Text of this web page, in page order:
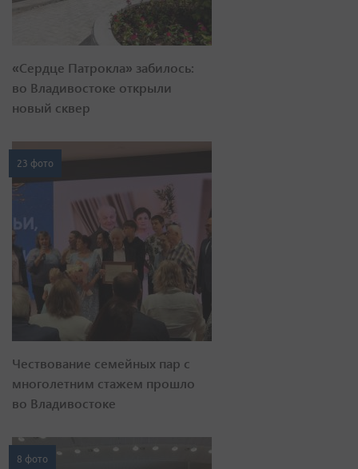
«Сердце Патрокла» забилось:
во Владивостоке открыли
новый сквер
23 фото
Чествование семейных пар с
многолетним стажем прошло
во Владивостоке
8 фото